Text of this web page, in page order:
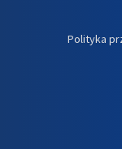
Polityka